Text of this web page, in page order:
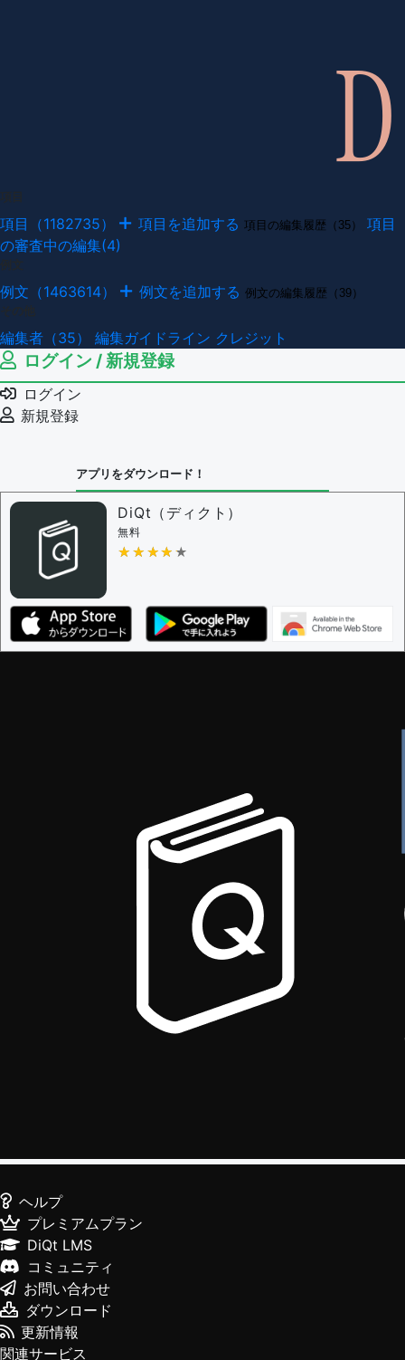
項目（1182735） 項目を追加する 項目の編集履歴（35）
項目
の審査中の編集(4)
例文（1463614） 例文を追加する 例文の編集履歴（39）
編集者（35） 編集ガイドライン クレジット
ログイン / 新規登録
ログイン
新規登録
アプリをダウンロード！
DiQt（ディクト）
無料
★★★★★
★★★★★
ヘルプ
プレミアムプラン
DiQt LMS
コミュニティ
お問い合わせ
ダウンロード
更新情報
関連サービス